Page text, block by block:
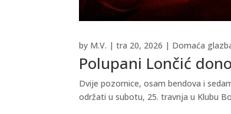
Polupani Lončić
by M.V. |tra 20, 2026 | Domaća
Dvije pozornice, osam bendova i
održati u subotu, 25. travnja u Klubu